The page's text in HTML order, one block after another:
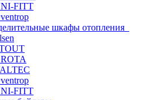
FITT
шкафы отопления
FITT